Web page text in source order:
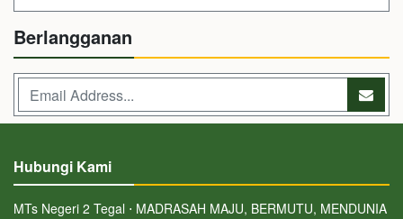
Berlangganan
Hubungi Kami
MTs Negeri 2 Tegal ⋅ MADRASAH MAJU, BERMUTU, MENDUNIA